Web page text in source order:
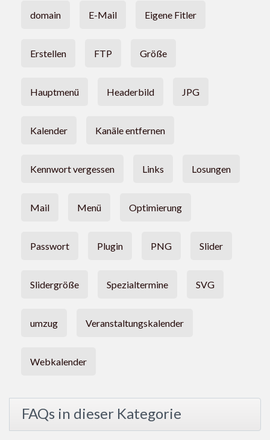
domain E-Mail Eigene Fitler
Erstellen FTP Größe
Hauptmenü Headerbild JPG
Kalender Kanäle entfernen
Kennwort vergessen Links Losungen
Mail Menü Optimierung
Passwort Plugin PNG Slider
Slidergröße Spezialtermine SVG
umzug Veranstaltungskalender
Webkalender
FAQs in dieser Kategorie